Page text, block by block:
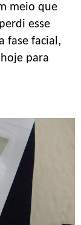
meio que
esse
fase facial,
para